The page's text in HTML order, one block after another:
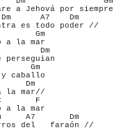
a Jehová por siempre
A7    Dm
es todo poder //
Gm
a la mar
Dm
perseguian
Gm
caballo
Dm
la mar//
F
a la mar
A7       Dm
del   faraón //